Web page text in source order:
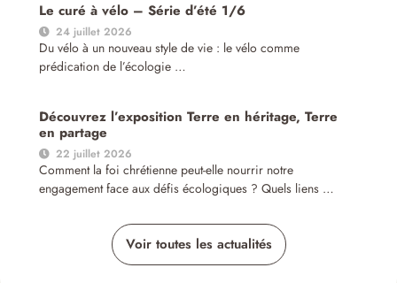
Le curé à vélo – Série d’été 1/6
24 juillet 2026
Du vélo à un nouveau style de vie : le vélo comme
prédication de l’écologie …
Découvrez l’exposition Terre en héritage, Terre
en partage
22 juillet 2026
Comment la foi chrétienne peut-elle nourrir notre
engagement face aux défis écologiques ? Quels liens …
Voir toutes les actualités